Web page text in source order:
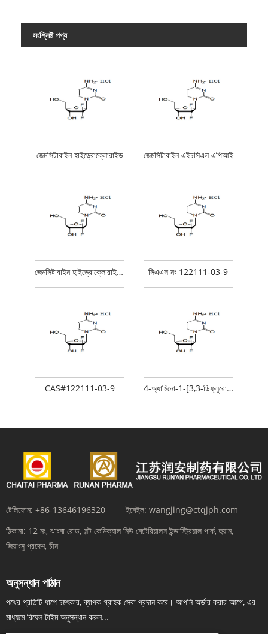
সংশ্লিষ্ট পণ্য
জেমসিটাবাইন হাইড্রোক্লোরাইড জেমসিটাবাইন এইচসিএল এপিআই
জেমসিটাবাইন হাইড্রোক্লোরাইড API সিএএস নং 122111-03-9
CAS#122111-03-9 4-অ্যামিনো-1-[3,3-ডিফ্লুরো-4-হাইড্রক্সি-5-(হাইড্রোক্সিমিথাইল)টেট্রাহাইড্রোফুরান-2-ইএল]-1এইচ-পাইরিমিডিন-2-ওয়ান হাইড্রোক্লোরাইড
টেলিফোন: +86-13646196320 ইমেইল: wangjing@ctqjph.com
ঠিকানা: 12 নং, ঝাংমা রোড, সল্ট কেমিক্যাল নিউ মেটেরিয়ালস ইন্ডাস্ট্রিয়াল পার্ক, হুয়ান,
জিয়াংসু প্রদেশ, চীন
অনুসন্ধান পাঠান
পথের প্রতিটি ধাপে চমৎকার, ব্যাপক গ্রাহক সেবা প্রদান করে। আপনি অর্ডার করার আগে, এর
মাধ্যমে রিয়েল টাইম অনুসন্ধান করুন...